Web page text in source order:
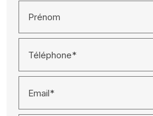
Prénom
Téléphone*
Email*